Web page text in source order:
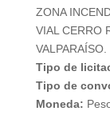
ZONA
VIAL CERRO
VALPARAÍSO.
Tipo de
Tipo de
Moneda: